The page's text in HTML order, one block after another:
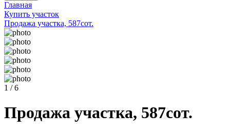
Главная
Купить участок
Продажа участка, 587сот.
1 / 6
Продажа участка, 587сот.